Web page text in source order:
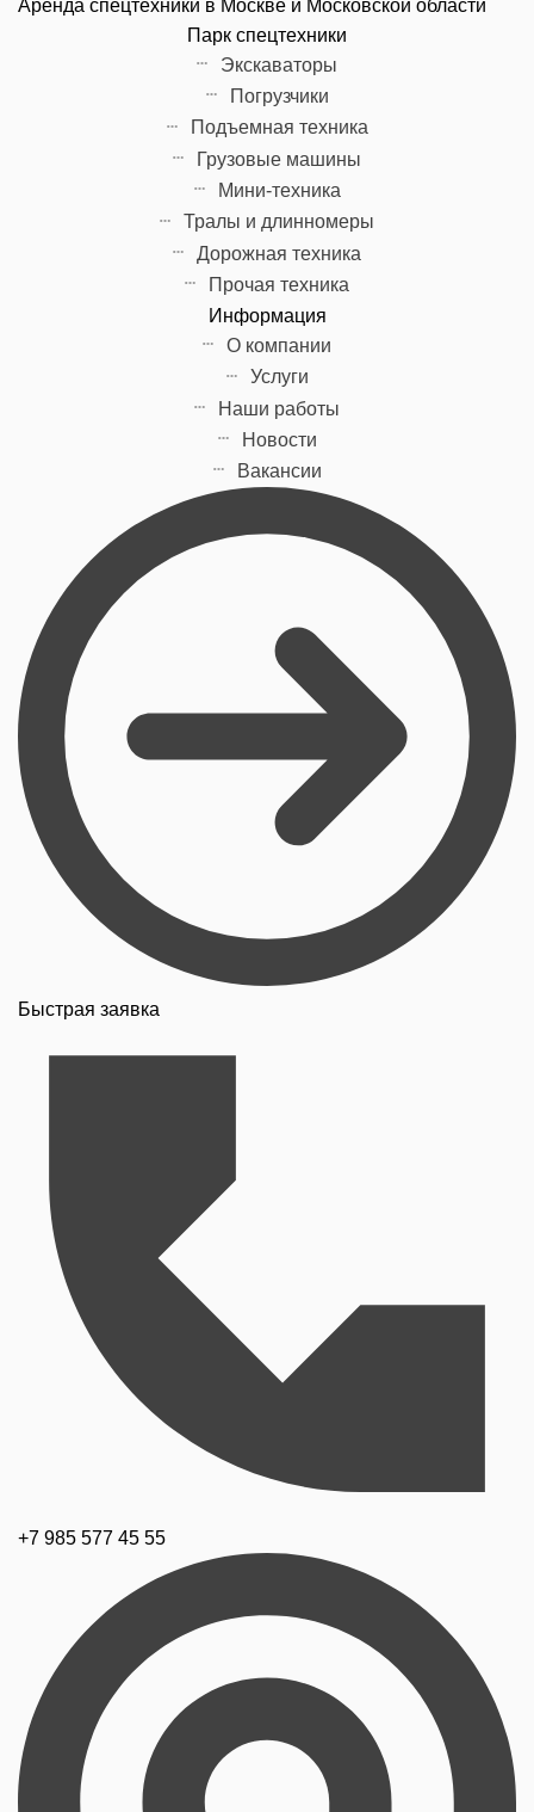
Аренда спецтехники в Москве и Московской области
Парк спецтехники
Экскаваторы
Погрузчики
Подъемная техника
Грузовые машины
Мини-техника
Тралы и длинномеры
Дорожная техника
Прочая техника
Информация
О компании
Услуги
Наши работы
Новости
Вакансии
Быстрая заявка
+7 985 577 45 55